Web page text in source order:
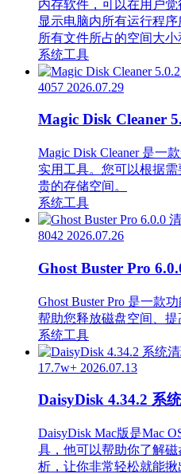
内存软件，可以在用户
显示电脑内所有运行程
所有文件所占的空间大小
系统工具
4057 2026.07.29
Magic Disk Cleaner
Magic Disk Cleaner 是一
实用工具。您可以根据
贵的存储空间。
系统工具
8042 2026.07.26
Ghost Buster Pro
Ghost Buster Pro 是一款
帮助您释放磁盘空间、提
系统工具
17.7w+ 2026.07.13
DaisyDisk 4.34.2 系
DaisyDisk Mac版是Mac
具，他可以帮助你了解
析，让你非常轻松就能揪